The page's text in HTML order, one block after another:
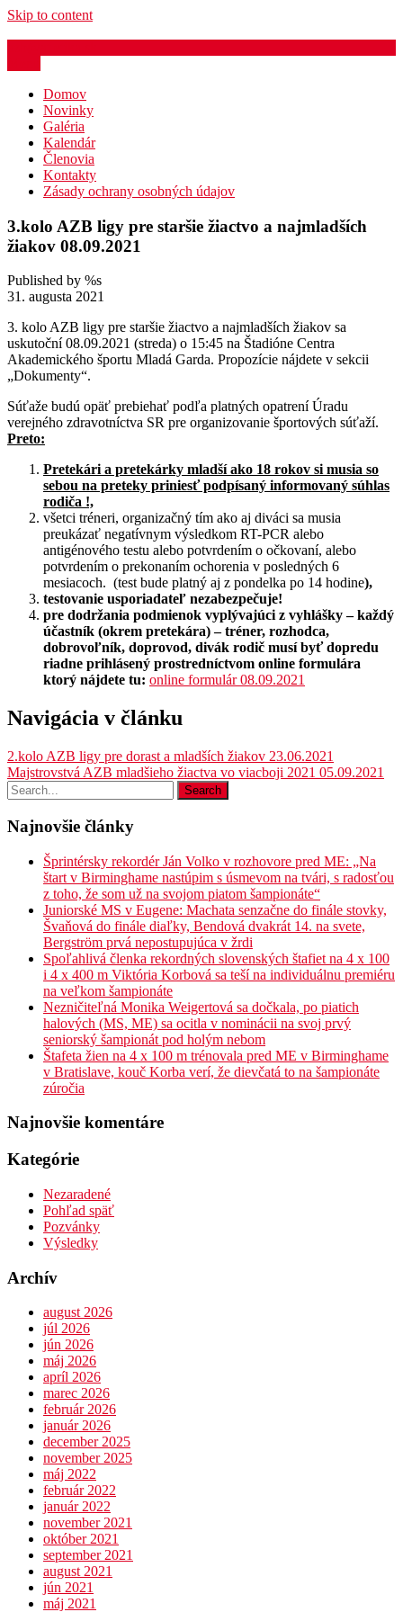
Skip to content
Domov
Novinky
Galéria
Kalendár
Členovia
Kontakty
Zásady ochrany osobných údajov
3.kolo AZB ligy pre staršie žiactvo a najmladších
žiakov 08.09.2021
Published by %s
31. augusta 2021
3. kolo AZB ligy pre staršie žiactvo a najmladších žiakov sa
uskutoční 08.09.2021 (streda) o 15:45 na Štadióne Centra
Akademického športu Mladá Garda. Propozície nájdete v sekcii
„Dokumenty“.
Súťaže budú opäť prebiehať podľa platných opatrení Úradu
verejného zdravotníctva SR pre organizovanie športových súťaží.
Preto:
Pretekári a pretekárky mladší ako 18 rokov si musia so
sebou na preteky priniesť podpísaný informovaný súhlas
rodiča !,
všetci tréneri, organizačný tím ako aj diváci sa musia
preukázať negatívnym výsledkom RT-PCR alebo
antigénového testu alebo potvrdením o očkovaní, alebo
potvrdením o prekonaním ochorenia v posledných 6
mesiacoch. (test bude platný aj z pondelka po 14 hodine),
testovanie usporiadateľ nezabezpečuje!
pre dodržania podmienok vyplývajúci z vyhlášky – každý
účastník (okrem pretekára) – tréner, rozhodca,
dobrovoľník, doprovod, divák rodič musí byť dopredu
riadne prihlásený prostredníctvom online formulára
ktorý nájdete tu: online formulár 08.09.2021
Navigácia v článku
2.kolo AZB ligy pre dorast a mladších žiakov 23.06.2021
Majstrovstvá AZB mladšieho žiactva vo viacboji 2021 05.09.2021
Najnovšie články
Šprintérsky rekordér Ján Volko v rozhovore pred ME: „Na
štart v Birminghame nastúpim s úsmevom na tvári, s radosťou
z toho, že som už na svojom piatom šampionáte“
Juniorské MS v Eugene: Machata senzačne do finále stovky,
Švaňová do finále diaľky, Bendová dvakrát 14. na svete,
Bergström prvá nepostupujúca v žrdi
Spoľahlivá členka rekordných slovenských štafiet na 4 x 100
i 4 x 400 m Viktória Korbová sa teší na individuálnu premiéru
na veľkom šampionáte
Nezničiteľná Monika Weigertová sa dočkala, po piatich
halových (MS, ME) sa ocitla v nominácii na svoj prvý
seniorský šampionát pod holým nebom
Štafeta žien na 4 x 100 m trénovala pred ME v Birminghame
v Bratislave, kouč Korba verí, že dievčatá to na šampionáte
zúročia
Najnovšie komentáre
Kategórie
Nezaradené
Pohľad späť
Pozvánky
Výsledky
Archív
august 2026
júl 2026
jún 2026
máj 2026
apríl 2026
marec 2026
február 2026
január 2026
december 2025
november 2025
máj 2022
február 2022
január 2022
november 2021
október 2021
september 2021
august 2021
jún 2021
máj 2021